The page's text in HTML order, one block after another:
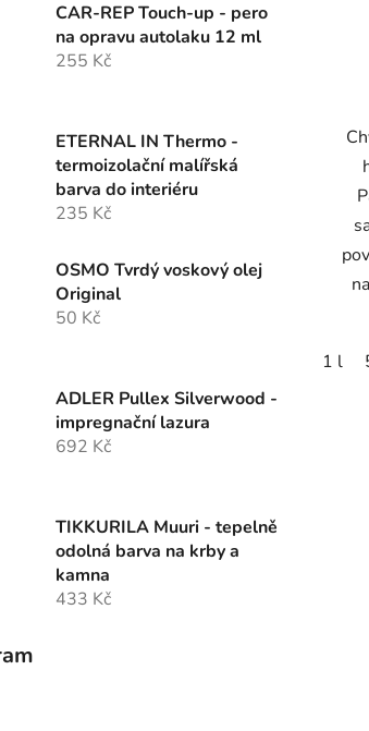
CAR-REP Touch-up - pero
na opravu autolaku 12 ml
255 Kč
ETERNAL IN Thermo -
termoizolační malířská
barva do interiéru
235 Kč
OSMO Tvrdý voskový olej
Original
50 Kč
ADLER Pullex Silverwood -
impregnační lazura
692 Kč
TIKKURILA Muuri - tepelně
odolná barva na krby a
kamna
433 Kč
1 l